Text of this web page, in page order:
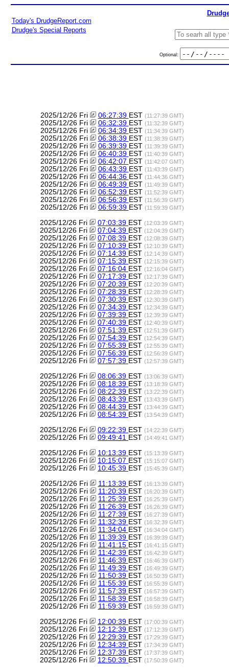
Today's DrudgeReport.com
Drudge's Special Reports
Optional:
2025/12/26 Fri 06:27:39 EST (11:27:39 GMT)
2025/12/26 Fri 06:32:39 EST (11:32:39 GMT)
2025/12/26 Fri 06:34:39 EST (11:34:39 GMT)
2025/12/26 Fri 06:38:39 EST (11:38:39 GMT)
2025/12/26 Fri 06:39:39 EST (11:39:39 GMT)
2025/12/26 Fri 06:40:39 EST (11:40:39 GMT)
2025/12/26 Fri 06:42:07 EST (11:42:07 GMT)
2025/12/26 Fri 06:43:39 EST (11:43:39 GMT)
2025/12/26 Fri 06:44:36 EST (11:44:36 GMT)
2025/12/26 Fri 06:49:39 EST (11:49:39 GMT)
2025/12/26 Fri 06:52:39 EST (11:52:39 GMT)
2025/12/26 Fri 06:56:39 EST (11:56:39 GMT)
2025/12/26 Fri 06:59:39 EST (11:59:39 GMT)
2025/12/26 Fri 07:03:39 EST (12:03:39 GMT)
2025/12/26 Fri 07:04:39 EST (12:04:39 GMT)
2025/12/26 Fri 07:08:39 EST (12:08:39 GMT)
2025/12/26 Fri 07:10:39 EST (12:10:39 GMT)
2025/12/26 Fri 07:14:39 EST (12:14:39 GMT)
2025/12/26 Fri 07:15:39 EST (12:15:39 GMT)
2025/12/26 Fri 07:16:04 EST (12:16:04 GMT)
2025/12/26 Fri 07:17:39 EST (12:17:39 GMT)
2025/12/26 Fri 07:20:39 EST (12:20:39 GMT)
2025/12/26 Fri 07:28:39 EST (12:28:39 GMT)
2025/12/26 Fri 07:30:39 EST (12:30:39 GMT)
2025/12/26 Fri 07:34:39 EST (12:34:39 GMT)
2025/12/26 Fri 07:39:39 EST (12:39:39 GMT)
2025/12/26 Fri 07:40:39 EST (12:40:39 GMT)
2025/12/26 Fri 07:51:39 EST (12:51:39 GMT)
2025/12/26 Fri 07:54:39 EST (12:54:39 GMT)
2025/12/26 Fri 07:55:39 EST (12:55:39 GMT)
2025/12/26 Fri 07:56:39 EST (12:56:39 GMT)
2025/12/26 Fri 07:57:39 EST (12:57:39 GMT)
2025/12/26 Fri 08:06:39 EST (13:06:39 GMT)
2025/12/26 Fri 08:18:39 EST (13:18:39 GMT)
2025/12/26 Fri 08:22:39 EST (13:22:39 GMT)
2025/12/26 Fri 08:43:39 EST (13:43:39 GMT)
2025/12/26 Fri 08:44:39 EST (13:44:39 GMT)
2025/12/26 Fri 08:54:39 EST (13:54:39 GMT)
2025/12/26 Fri 09:22:39 EST (14:22:39 GMT)
2025/12/26 Fri 09:49:41 EST (14:49:41 GMT)
2025/12/26 Fri 10:13:39 EST (15:13:39 GMT)
2025/12/26 Fri 10:15:07 EST (15:15:07 GMT)
2025/12/26 Fri 10:45:39 EST (15:45:39 GMT)
2025/12/26 Fri 11:13:39 EST (16:13:39 GMT)
2025/12/26 Fri 11:20:39 EST (16:20:39 GMT)
2025/12/26 Fri 11:25:39 EST (16:25:39 GMT)
2025/12/26 Fri 11:26:39 EST (16:26:39 GMT)
2025/12/26 Fri 11:27:39 EST (16:27:39 GMT)
2025/12/26 Fri 11:32:39 EST (16:32:39 GMT)
2025/12/26 Fri 11:34:04 EST (16:34:04 GMT)
2025/12/26 Fri 11:39:39 EST (16:39:39 GMT)
2025/12/26 Fri 11:41:15 EST (16:41:15 GMT)
2025/12/26 Fri 11:42:39 EST (16:42:39 GMT)
2025/12/26 Fri 11:46:39 EST (16:46:39 GMT)
2025/12/26 Fri 11:49:39 EST (16:49:39 GMT)
2025/12/26 Fri 11:50:39 EST (16:50:39 GMT)
2025/12/26 Fri 11:55:39 EST (16:55:39 GMT)
2025/12/26 Fri 11:57:39 EST (16:57:39 GMT)
2025/12/26 Fri 11:58:39 EST (16:58:39 GMT)
2025/12/26 Fri 11:59:39 EST (16:59:39 GMT)
2025/12/26 Fri 12:00:39 EST (17:00:39 GMT)
2025/12/26 Fri 12:12:39 EST (17:12:39 GMT)
2025/12/26 Fri 12:29:39 EST (17:29:39 GMT)
2025/12/26 Fri 12:34:39 EST (17:34:39 GMT)
2025/12/26 Fri 12:37:39 EST (17:37:39 GMT)
2025/12/26 Fri 12:50:39 EST (17:50:39 GMT)